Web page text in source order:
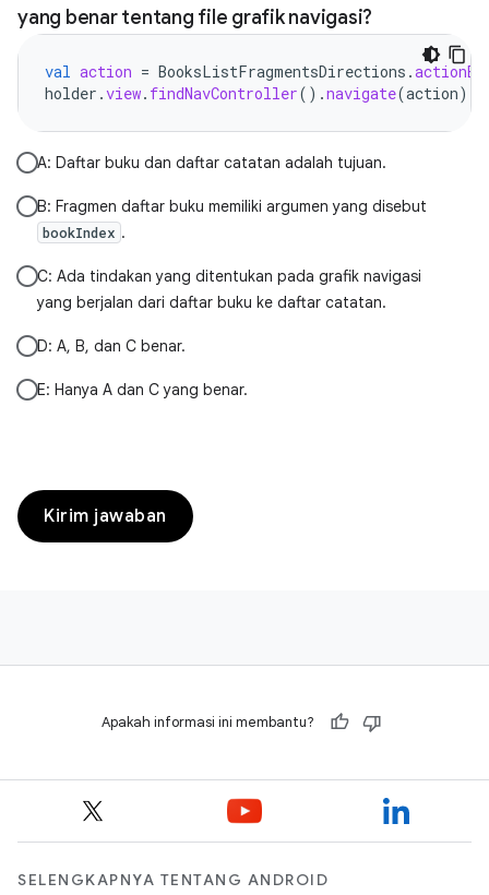
yang benar tentang file grafik navigasi?
val action = BooksListFragmentsDirections .
holder .view. findNavController().navigate(action)
A: Daftar buku dan daftar catatan adalah tujuan.
B: Fragmen daftar buku memiliki argumen yang disebut
bookIndex .
C: Ada tindakan yang ditentukan pada grafik navigasi
yang berjalan dari daftar buku ke daftar catatan.
D: A, B, dan C benar.
E: Hanya A dan C yang benar.
Kirim jawaban
Apakah informasi ini membantu?
SELENGKAPNYA TENTANG ANDROID